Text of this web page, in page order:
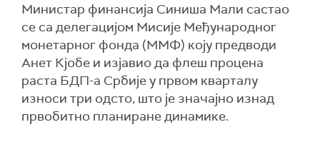
Министар финансија Синиша Мали састао
се са делегацијом Мисије Међународног
монетарног фонда (ММФ) коју предводи
Анет Кјобе и изјавио да флеш процена
раста БДП-а Србије у првом кварталу
износи три одсто, што је значајно изнад
првобитно планиране динамике.